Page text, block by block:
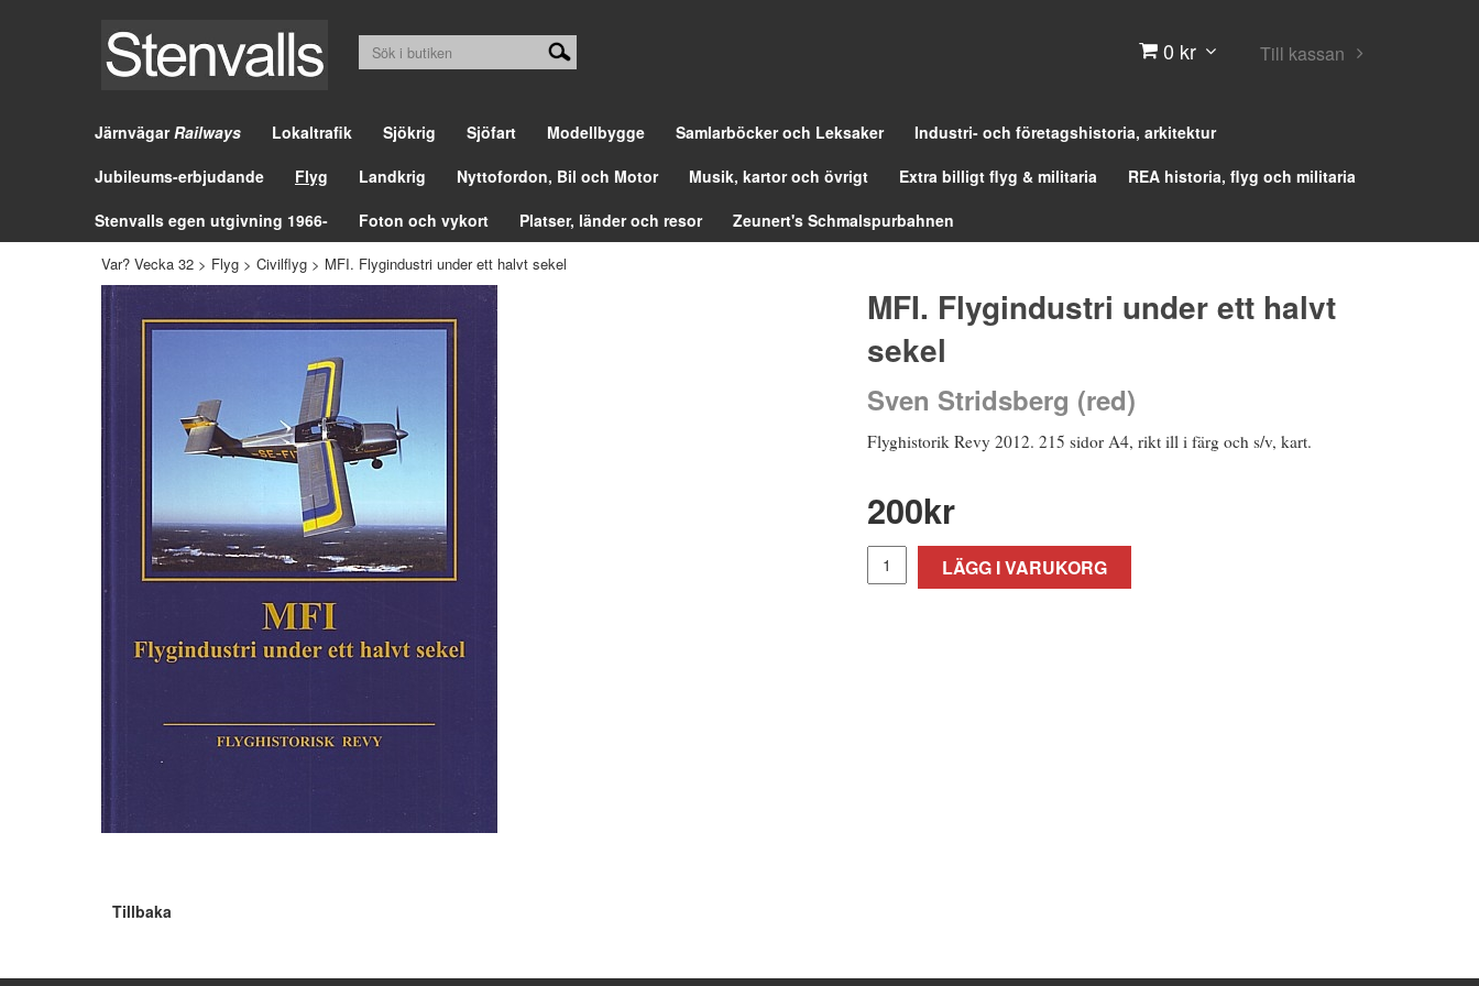
0 kr Till kassan
JärnvägarRailways Lokaltrafik Sjökrig Sjöfart Modellbygge Samlarböcker och Leksaker
Industri- och företagshistoria, arkitektur
Jubileums-erbjudande
Flyg Landkrig Nyttofordon, Bil och Motor Musik, kartor och övrigt Extra billigt flyg & militaria
REA historia, flyg och militaria
Stenvalls egen utgivning 1966-
Foton och vykort Platser, länder och resor Zeunert's Schmalspurbahnen
Var? Vecka 32 > Flyg > Civilflyg > MFI. Flygindustri under ett halvt sekel
MFI. Flygindustri under ett halvt
sekel
Sven Stridsberg (red)
Flyghistorik Revy 2012. 215 sidor A4, rikt ill i färg och s/v, kart.
200kr
LÄGG I VARUKORG
Tillbaka